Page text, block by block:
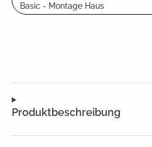
Basic - Montage Haus
Produktbeschreibung